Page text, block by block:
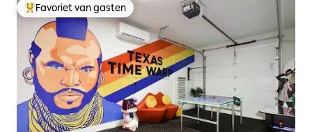
Topfavoriet van gasten
Favoriet van gasten